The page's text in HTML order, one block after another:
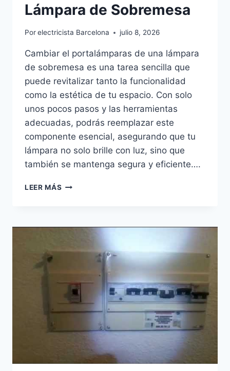
Lámpara de Sobremesa
Porelectricista Barcelona julio 8, 2026
Cambiar el portalámparas de una lámpara
de sobremesa es una tarea sencilla que
puede revitalizar tanto la funcionalidad
como la estética de tu espacio. Con solo
unos pocos pasos y las herramientas
adecuadas, podrás reemplazar este
componente esencial, asegurando que tu
lámpara no solo brille con luz, sino que
también se mantenga segura y eficiente….
LEER MÁS GUÍA
PORTALÁMPARAS
UNA
LÁMPARA
SOBREMESA